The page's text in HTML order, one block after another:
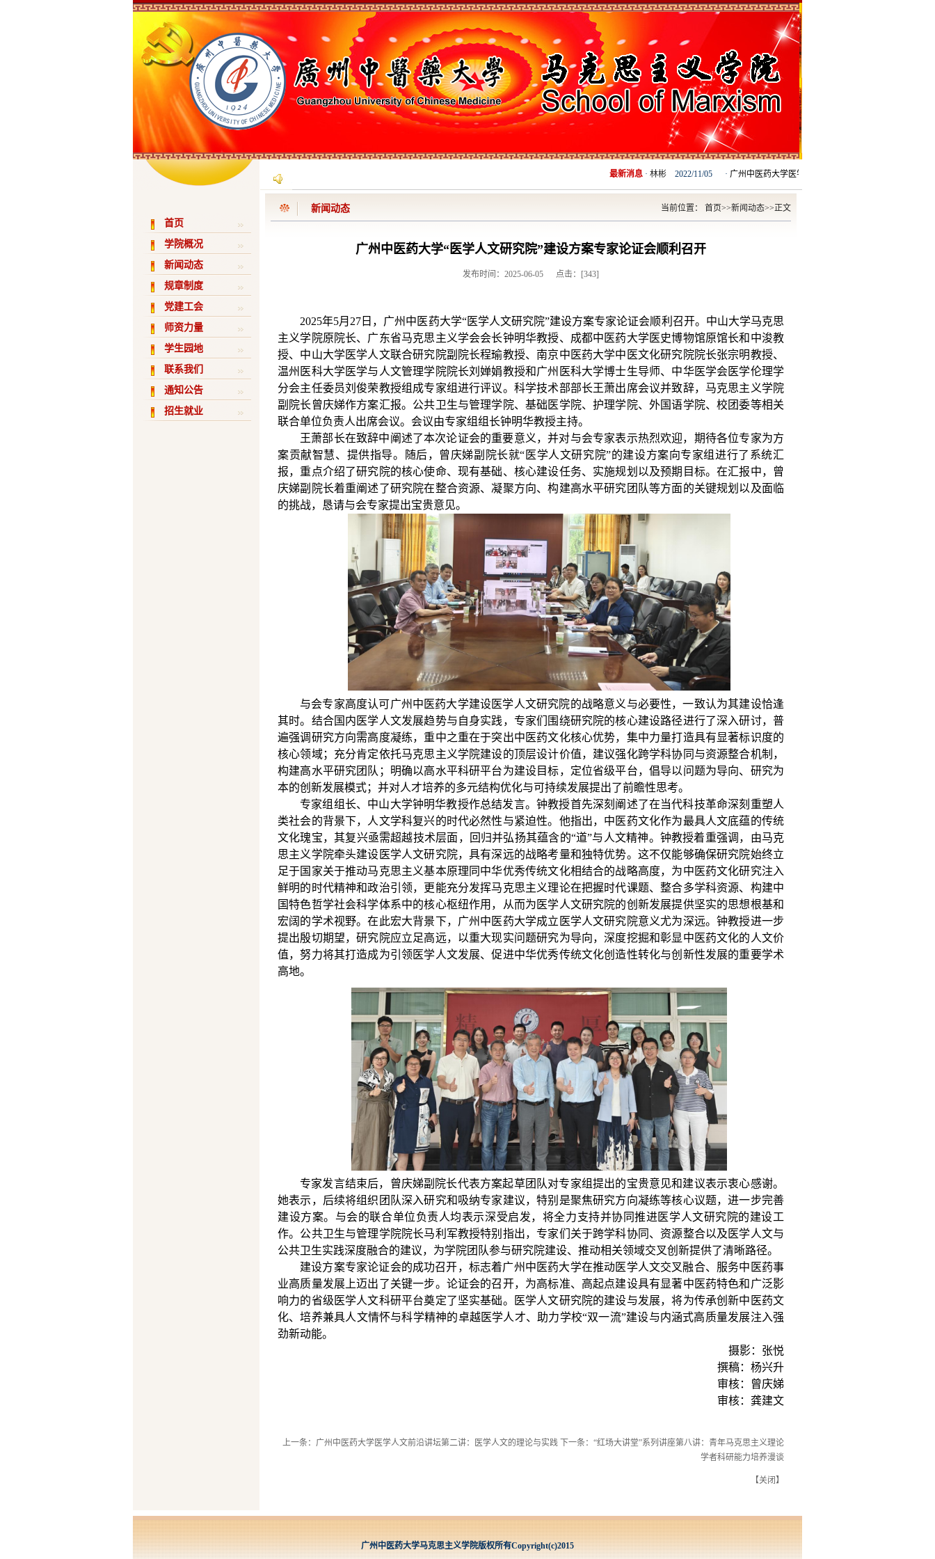
最新消息 ·林彬 2022/11/05 ·广州中医药大学医学人文前沿讲坛第二讲：医学人文的理论
首页
学院概况
新闻动态
规章制度
党建工会
师资力量
学生园地
联系我们
通知公告
招生就业
新闻动态 当前位置： 首页>>新闻动态>>正文
广州中医药大学“医学人文研究院”建设方案专家论证会顺利召开
发布时间：2025-06-05 点击：[343]
2025年5月27日，广州中医药大学“医学人文研究院”建设方案专家论证会顺利召开。中山大学马克思
主义学院原院长、广东省马克思主义学会会长钟明华教授、成都中医药大学医史博物馆原馆长和中浚教
授、中山大学医学人文联合研究院副院长程瑜教授、南京中医药大学中医文化研究院院长张宗明教授、
温州医科大学医学与人文管理学院院长刘婵娟教授和广州医科大学博士生导师、中华医学会医学伦理学
分会主任委员刘俊荣教授组成专家组进行评议。科学技术部部长王萧出席会议并致辞，马克思主义学院
副院长曾庆娣作方案汇报。公共卫生与管理学院、基础医学院、护理学院、外国语学院、校团委等相关
联合单位负责人出席会议。会议由专家组组长钟明华教授主持。
王萧部长在致辞中阐述了本次论证会的重要意义，并对与会专家表示热烈欢迎，期待各位专家为方
案贡献智慧、提供指导。随后，曾庆娣副院长就“医学人文研究院”的建设方案向专家组进行了系统汇
报，重点介绍了研究院的核心使命、现有基础、核心建设任务、实施规划以及预期目标。在汇报中，曾
庆娣副院长着重阐述了研究院在整合资源、凝聚方向、构建高水平研究团队等方面的关键规划以及面临
的挑战，恳请与会专家提出宝贵意见。
与会专家高度认可广州中医药大学建设医学人文研究院的战略意义与必要性，一致认为其建设恰逢
其时。结合国内医学人文发展趋势与自身实践，专家们围绕研究院的核心建设路径进行了深入研讨，普
遍强调研究方向需高度凝练，重中之重在于突出中医药文化核心优势，集中力量打造具有显著标识度的
核心领域；充分肯定依托马克思主义学院建设的顶层设计价值，建议强化跨学科协同与资源整合机制，
构建高水平研究团队；明确以高水平科研平台为建设目标，定位省级平台，倡导以问题为导向、研究为
本的创新发展模式；并对人才培养的多元结构优化与可持续发展提出了前瞻性思考。
专家组组长、中山大学钟明华教授作总结发言。钟教授首先深刻阐述了在当代科技革命深刻重塑人
类社会的背景下，人文学科复兴的时代必然性与紧迫性。他指出，中医药文化作为最具人文底蕴的传统
文化瑰宝，其复兴亟需超越技术层面，回归并弘扬其蕴含的“道”与人文精神。钟教授着重强调，由马克
思主义学院牵头建设医学人文研究院，具有深远的战略考量和独特优势。这不仅能够确保研究院始终立
足于国家关于推动马克思主义基本原理同中华优秀传统文化相结合的战略高度，为中医药文化研究注入
鲜明的时代精神和政治引领，更能充分发挥马克思主义理论在把握时代课题、整合多学科资源、构建中
国特色哲学社会科学体系中的核心枢纽作用，从而为医学人文研究院的创新发展提供坚实的思想根基和
宏阔的学术视野。在此宏大背景下，广州中医药大学成立医学人文研究院意义尤为深远。钟教授进一步
提出殷切期望，研究院应立足高远，以重大现实问题研究为导向，深度挖掘和彰显中医药文化的人文价
值，努力将其打造成为引领医学人文发展、促进中华优秀传统文化创造性转化与创新性发展的重要学术
高地。
专家发言结束后，曾庆娣副院长代表方案起草团队对专家组提出的宝贵意见和建议表示衷心感谢。
她表示，后续将组织团队深入研究和吸纳专家建议，特别是聚焦研究方向凝练等核心议题，进一步完善
建设方案。与会的联合单位负责人均表示深受启发，将全力支持并协同推进医学人文研究院的建设工
作。公共卫生与管理学院院长马利军教授特别指出，专家们关于跨学科协同、资源整合以及医学人文与
公共卫生实践深度融合的建议，为学院团队参与研究院建设、推动相关领域交叉创新提供了清晰路径。
建设方案专家论证会的成功召开，标志着广州中医药大学在推动医学人文交叉融合、服务中医药事
业高质量发展上迈出了关键一步。论证会的召开，为高标准、高起点建设具有显著中医药特色和广泛影
响力的省级医学人文科研平台奠定了坚实基础。医学人文研究院的建设与发展，将为传承创新中医药文
化、培养兼具人文情怀与科学精神的卓越医学人才、助力学校“双一流”建设与内涵式高质量发展注入强
劲新动能。
摄影：张悦
撰稿：杨兴升
审核：曾庆娣
审核：龚建文
上一条： 广州中医药大学医学人文前沿讲坛第二讲：医学人文的理论与实践 下一条： “红场大讲堂”系列讲座第八讲：青年马克思主义理论
学者科研能力培养漫谈
【关闭 】
广州中医药大学马克思主义学院版权所有Copyright(c)2015